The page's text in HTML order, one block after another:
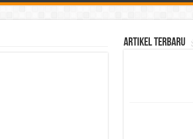
Artikel Terbaru